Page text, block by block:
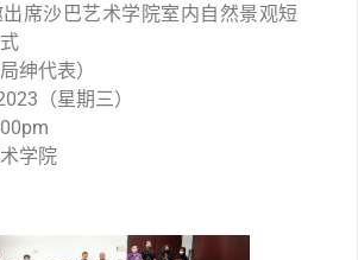
席沙巴艺术学院室内自然景观短
绅代表）
（星期三）
学院